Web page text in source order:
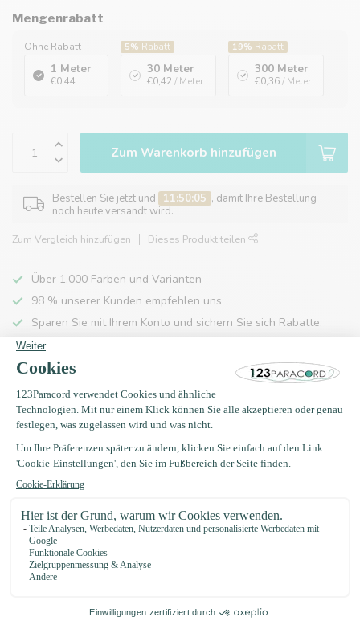
Mengenrabatt
Ohne Rabatt
1 Meter
€0,44
5% Rabatt
30 Meter
€0,42 / Meter
19% Rabatt
300 Meter
€0,36/ Meter
Zum Warenkorb hinzufügen
Bestellen Sie jetzt und 11:50:05 , damit Ihre Bestellung
noch heute versandt wird.
Zum Vergleich hinzufügen Dieses Produkt teilen
Über 1.000 Farben und Varianten
98 % unserer Kunden empfehlen uns
Sparen Sie mit Ihrem Konto und sichern Sie sich Rabatte.
Kostenlose Lieferung nach Hause ab 150 €
Produktbeschreibung
Eigenschaften
Zuletzt angesehen